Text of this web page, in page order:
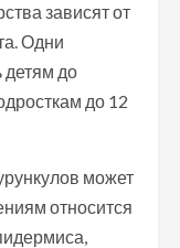
зависят от
Одни
детям до
до 12
может
относится